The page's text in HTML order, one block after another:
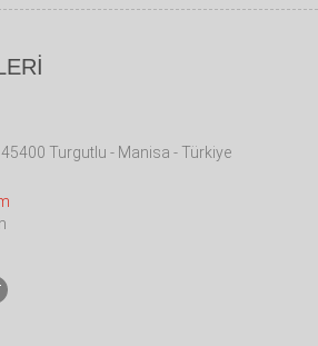
Turgutlu - Manisa - Türkiye